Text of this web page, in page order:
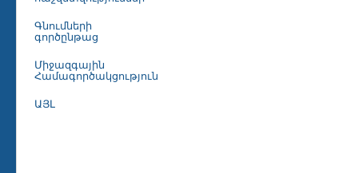
Գնումների
գործընթաց
Միջազգային
Համագործակցություն
ԱՅԼ